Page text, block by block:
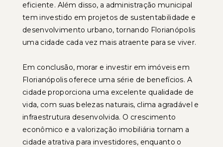
eficiente. Além disso, a administração municipal
tem investido em projetos de sustentabilidade e
desenvolvimento urbano, tornando Florianópolis
uma cidade cada vez mais atraente para se viver.
Em conclusão, morar e investir em imóveis em
Florianópolis oferece uma série de benefícios. A
cidade proporciona uma excelente qualidade de
vida, com suas belezas naturais, clima agradável e
infraestrutura desenvolvida. O crescimento
econômico e a valorização imobiliária tornam a
cidade atrativa para investidores, enquanto o